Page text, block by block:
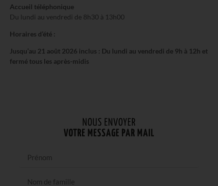
Accueil téléphonique
Du lundi au vendredi de 8h30 à 13h00
Horaires d’été :
Jusqu’au 21 août 2026 inclus : Du lundi au vendredi de 9h à 12h et
fermé tous les après-midis
NOUS ENVOYER
VOTRE MESSAGE PAR MAIL